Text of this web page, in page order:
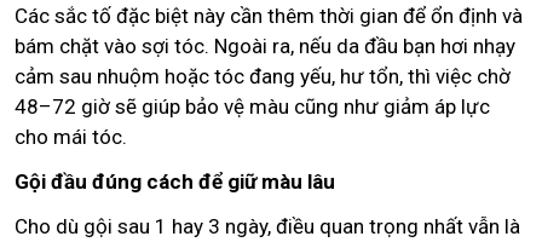
Các sắc tố đặc biệt này cần thêm thời gian để ổn định và
bám chặt vào sợi tóc. Ngoài ra, nếu da đầu bạn hơi nhạy
cảm sau nhuộm hoặc tóc đang yếu, hư tổn, thì việc chờ
48–72 giờ sẽ giúp bảo vệ màu cũng như giảm áp lực
cho mái tóc.
Gội đầu đúng cách để giữ màu lâu
Cho dù gội sau 1 hay 3 ngày, điều quan trọng nhất vẫn là